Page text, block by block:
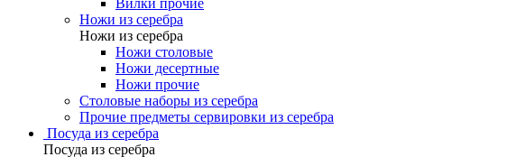
Вилки прочие
Ножи из серебра
Ножи из серебра
Ножи столовые
Ножи десертные
Ножи прочие
Столовые наборы из серебра
Прочие предметы сервировки из серебра
Посуда из серебра
Посуда из серебра